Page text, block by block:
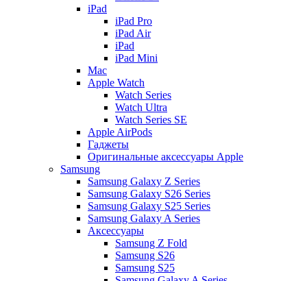
iPad
iPad Pro
iPad Air
iPad
iPad Mini
Mac
Apple Watch
Watch Series
Watch Ultra
Watch Series SE
Apple AirPods
Гаджеты
Оригинальные аксессуары Apple
Samsung
Samsung Galaxy Z Series
Samsung Galaxy S26 Series
Samsung Galaxy S25 Series
Samsung Galaxy A Series
Аксессуары
Samsung Z Fold
Samsung S26
Samsung S25